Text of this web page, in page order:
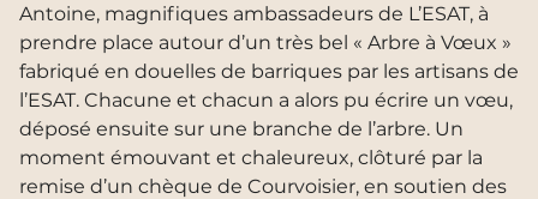
Antoine, magnifiques ambassadeurs de L’ESAT, à
prendre place autour d’un très bel « Arbre à Vœux »
fabriqué en douelles de barriques par les artisans de
l’ESAT. Chacune et chacun a alors pu écrire un vœu,
déposé ensuite sur une branche de l’arbre. Un
moment émouvant et chaleureux, clôturé par la
remise d’un chèque de Courvoisier, en soutien des